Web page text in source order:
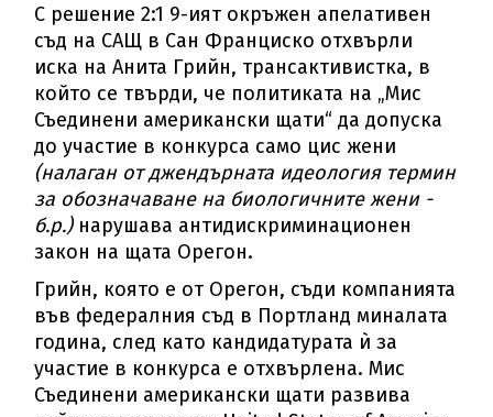
С решение 2:1 9-ият окръжен апелативен
съд на САЩ в Сан Франциско отхвърли
иска на Анита Грийн, трансактивистка, в
който се твърди, че политиката на „Мис
Съединени американски щати“ да допуска
до участие в конкурса само цис жени
(налаган от джендърната идеология термин
за обозначаване на биологичните жени -
б.р.)нарушава антидискриминационен
закон на щата Орегон.
Грийн, която е от Орегон, съди компанията
във федералния съд в Портланд миналата
година, след като кандидатурата ѝ за
участие в конкурса е отхвърлена. Мис
Съединени американски щати развива